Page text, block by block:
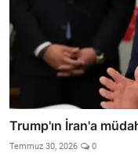
Trump'ın İran'a
Temmuz 30, 2026 0